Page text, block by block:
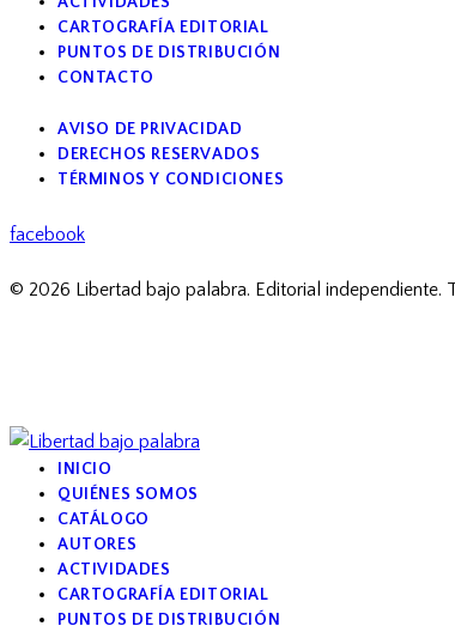
CARTOGRAFÍA EDITORIAL
PUNTOS DE DISTRIBUCIÓN
CONTACTO
AVISO DE PRIVACIDAD
DERECHOS RESERVADOS
TÉRMINOS Y CONDICIONES
facebook
© 2026 Libertad bajo palabra. Editorial independiente.
INICIO
QUIÉNES SOMOS
CATÁLOGO
AUTORES
ACTIVIDADES
CARTOGRAFÍA EDITORIAL
PUNTOS DE DISTRIBUCIÓN